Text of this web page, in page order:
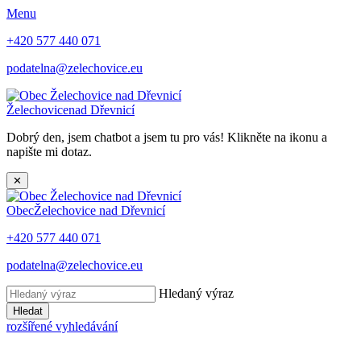
Menu
+420 577 440 071
podatelna@zelechovice.eu
Želechovicenad Dřevnicí
Dobrý den, jsem chatbot a jsem tu pro vás! Klikněte na ikonu a
napište mi dotaz.
✕
ObecŽelechovice nad Dřevnicí
+420 577 440 071
podatelna@zelechovice.eu
Hledaný výraz
Hledat
rozšířené vyhledávání